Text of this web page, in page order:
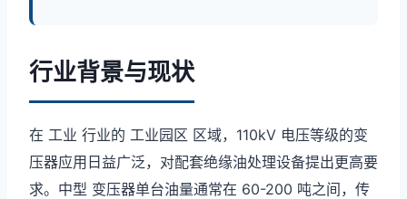
行业背景与现状
在 工业 行业的 工业园区 区域，110kV 电压等级的变
压器应用日益广泛，对配套绝缘油处理设备提出更高要
求。中型 变压器单台油量通常在 60-200 吨之间，传